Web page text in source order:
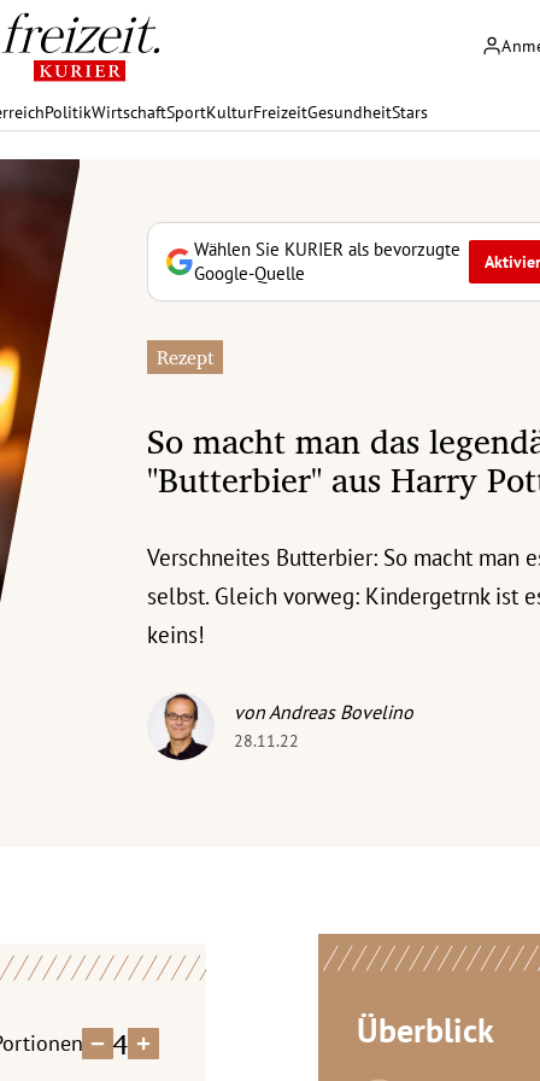
PolitikWirtschaftSportKulturFreizeitGesundheitStars
Wählen Sie KURIER als bevorzugte
Google-Quelle
Rezept
So macht man das
"Butterbier" aus Harry
Verschneites Butterbier: So macht man
selbst. Gleich vorweg: Kindergetrnk ist
keins!
von Andreas Bovelino
28.11.22
4 Überblick